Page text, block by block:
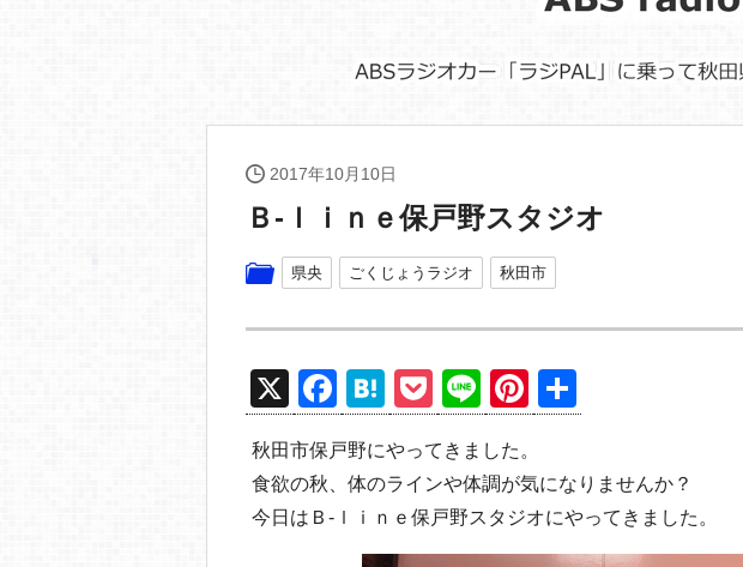
2017年10月10日
Ｂ‐ｌｉｎｅ保戸野スタジオ
県央 ごくじょうラジオ 秋田市
X
F
a
c
e
H
at
e
n
a
P
o
ck
et
Li
n
e
Pi
nt
er
e
st
有
秋田市保戸野にやってきました。
食欲の秋、体のラインや体調が気になりませんか？
今日はＢ‐ｌｉｎｅ保戸野スタジオにやってきました。